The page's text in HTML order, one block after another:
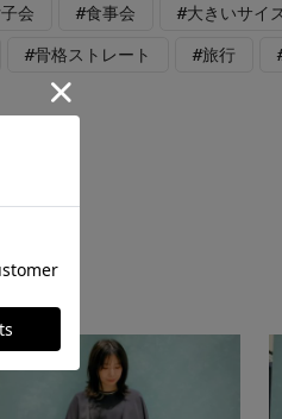
会 #食事会 #大きいサイ
#骨格ストレート #旅行